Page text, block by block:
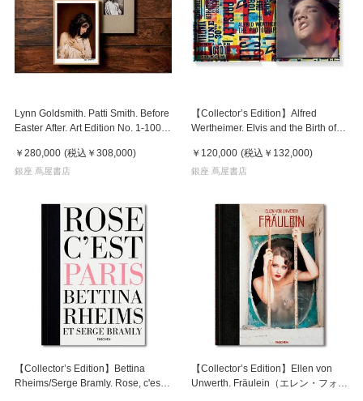
Lynn Goldsmith. Patti Smith. Before
Easter After. Art Edition No. 1-100
ス）パティ・スミス 写真集 ※ご注
文より1週間～10日程度で発送予定
￥280,000 (税込 ￥308,000)
銀座 蔦屋書店
【Collector’s Edition】Alfred
Wertheimer. Elvis and the Birth of
トハイマー )エルヴィス・プレスリ
ー 写真集 ※ご注文より1週間～10
￥120,000 (税込 ￥132,000)
銀座 蔦屋書店
【Collector’s Edition】Bettina
Rheims/Serge Bramly. Rose, c'est
【Collector’s Edition】Ellen von
Unwerth. Fräulein（エレン・フォ